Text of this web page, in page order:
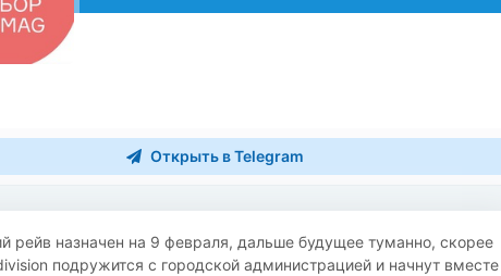
Открыть в Telegram
рейв назначен на 9 февраля, дальше будущее туманно, скорее
подружится с городской администрацией и начнут вместе